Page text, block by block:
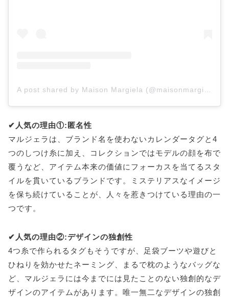
✔︎人気の理由①:匿名性
マルジェラは、ブランド名を使わないカレンダータグと4
つのしつけ糸に加え、コレクションではモデルの顔を布で
覆うなど、アイテム本来の価値にフォーカスを当てるスタ
イルを貫いているブランドです。ミステリアスなイメージ
を保ち続けていることが、人々を惹きつけている理由の一
つです。
✔︎人気の理由②:デザインの独創性
4つ糸で作られるタグもそうですが、足袋ブーツや遊びと
ひねりを効かせたネーミング、まるで枕のようなバッグな
ど、マルジェラには今までには見たことのない独創的なデ
ザインのアイテムがあります。唯一無二なデザインの独創